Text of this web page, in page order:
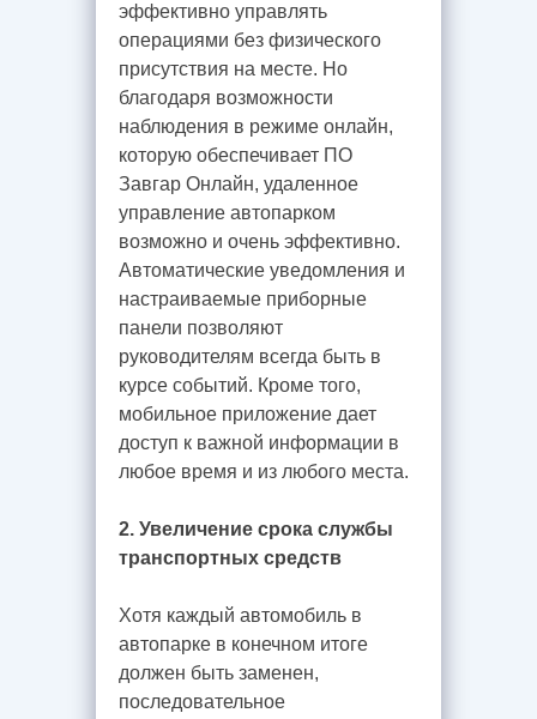
эффективно управлять
операциями без физического
присутствия на месте. Но
благодаря возможности
наблюдения в режиме онлайн,
которую обеспечивает ПО
Завгар Онлайн, удаленное
управление автопарком
возможно и очень эффективно.
Автоматические уведомления и
настраиваемые приборные
панели позволяют
руководителям всегда быть в
курсе событий. Кроме того,
мобильное приложение дает
доступ к важной информации в
любое время и из любого места.
2. Увеличение срока службы
транспортных средств
Хотя каждый автомобиль в
автопарке в конечном итоге
должен быть заменен,
последовательное